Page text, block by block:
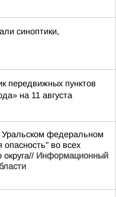
синоптики,
передвижных пунктов
на 11 августа
Уральском федеральном
во всех
Информационный